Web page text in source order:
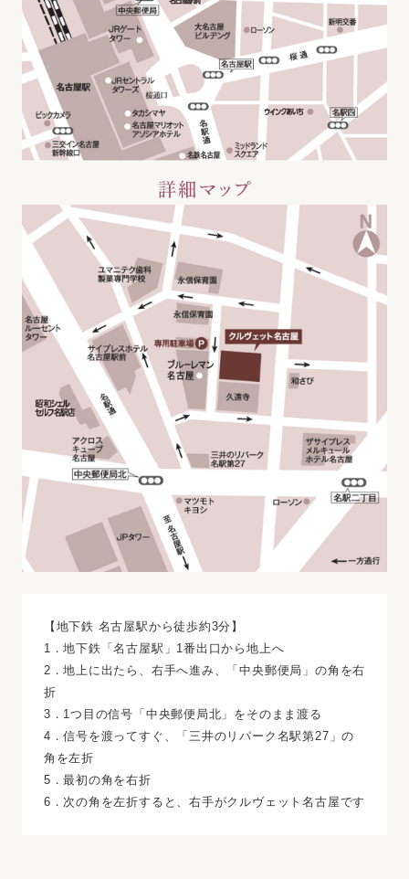
【地下鉄 名古屋駅から徒歩約3分】
1．地下鉄「名古屋駅」1番出口から地上へ
2．地上に出たら、右手へ進み、「中央郵便局」の角を右
折
3．1つ目の信号「中央郵便局北」をそのまま渡る
4．信号を渡ってすぐ、「三井のリパーク名駅第27」の
角を左折
5．最初の角を右折
6．次の角を左折すると、右手がクルヴェット名古屋です